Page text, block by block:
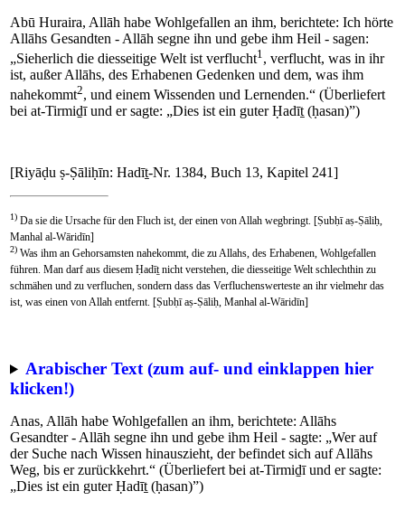
Abū Huraira, Allāh habe Wohlgefallen an ihm, berichtete: Ich hörte
Allāhs Gesandten - Allāh segne ihn und gebe ihm Heil - sagen:
„Sieherlich die diesseitige Welt ist verflucht1 , verflucht, was in ihr
ist, außer Allāhs, des Erhabenen Gedenken und dem, was ihm
nahekommt2, und einem Wissenden und Lernenden.“ (Überliefert
bei at-Tirmiḏī und er sagte: „Dies ist ein guter Ḥadīṯ (ḥasan)”)
[Riyāḍu ṣ-Ṣāliḥīn: Hadīṯ-Nr. 1384, Buch 13, Kapitel 241]
1) Da sie die Ursache für den Fluch ist, der einen von Allah wegbringt. [Ṣubḥī aṣ-Ṣāliḥ,
Manhal al-Wāridīn]
2) Was ihm an Gehorsamsten nahekommt, die zu Allahs, des Erhabenen, Wohlgefallen
führen. Man darf aus diesem Ḥadīṯ nicht verstehen, die diesseitige Welt schlechthin zu
schmähen und zu verfluchen, sondern dass das Verfluchenswerteste an ihr vielmehr das
ist, was einen von Allah entfernt. [Ṣubḥī aṣ-Ṣāliḥ, Manhal al-Wāridīn]
Arabischer Text (zum auf- und einklappen hier
klicken!)
Anas, Allāh habe Wohlgefallen an ihm, berichtete: Allāhs
Gesandter - Allāh segne ihn und gebe ihm Heil - sagte: „Wer auf
der Suche nach Wissen hinauszieht, der befindet sich auf Allāhs
Weg, bis er zurückkehrt.“ (Überliefert bei at-Tirmiḏī und er sagte:
„Dies ist ein guter Ḥadīṯ (ḥasan)”)